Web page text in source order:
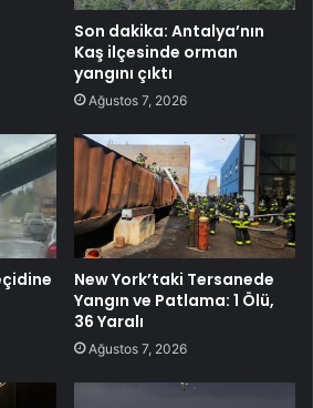
Son dakika: Antalya’nın
Kaş ilçesinde orman
yangını çıktı
Ağustos 7, 2026
New York’taki Tersanede
Yangın ve Patlama: 1 Ölü,
36 Yaralı
Ağustos 7, 2026